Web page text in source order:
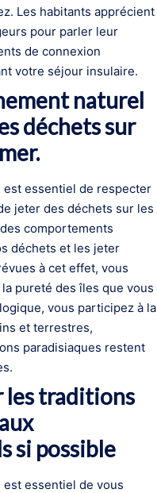
Les habitants apprécient
pour parler leur
de connexion
votre séjour insulaire.
naturel
déchets sur
essentiel de respecter
jeter des déchets sur les
comportements
déchets et les jeter
à cet effet, vous
pureté des îles que vous
vous participez à la
et terrestres,
paradisiaques restent
les traditions
si possible
essentiel de vous